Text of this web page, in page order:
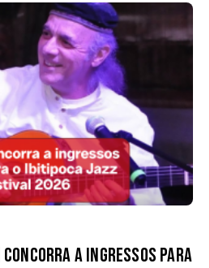
Concorra a ingressos para